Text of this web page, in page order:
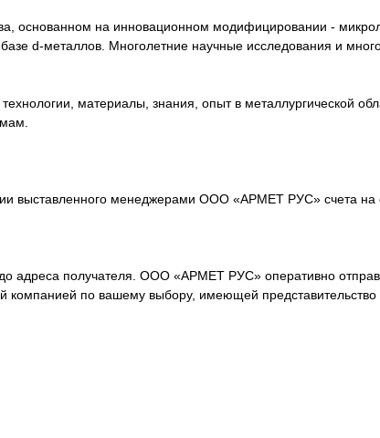
основанном на инновационном модифицировании -
d-металлов. Многолетние научные исследования и
материалы, знания, опыт в металлургической
выставленного менеджерами ООО «АРМЕТ РУС» счета на
адреса получателя. ООО «АРМЕТ РУС» оперативно
компанией по вашему выбору, имеющей